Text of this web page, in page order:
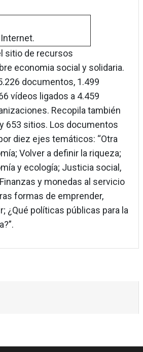
sitio de recursos
economia social y solidaria.
documentos, 1.499
vídeos ligados a 4.459
Recopila también
653 sitios. Los documentos
diez ejes temáticos: “Otra
Volver a definir la riqueza;
y ecología; Justicia social,
y monedas al servicio
formas de emprender,
¿Qué políticas públicas para la